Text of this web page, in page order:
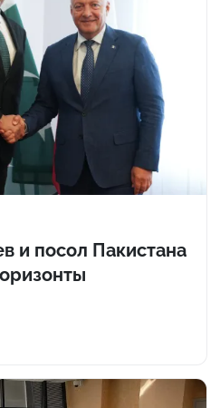
и посол Пакистана